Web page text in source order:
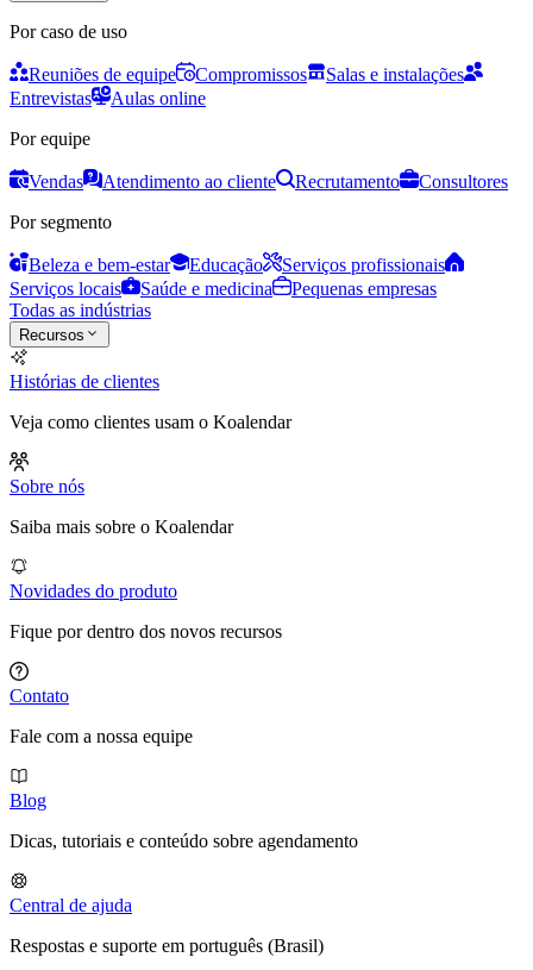
Por caso de uso
Reuniões de equipe Compromissos
Salas e instalações
Entrevistas
Aulas online
Por equipe
Vendas Atendimento ao cliente Recrutamento
Consultores
Por segmento
Beleza e bem-estar Educação
Serviços profissionais
Serviços locais
Saúde e medicina
Pequenas empresas
Todas as indústrias
Recursos
Histórias de clientes
Veja como clientes usam o Koalendar
Sobre nós
Saiba mais sobre o Koalendar
Novidades do produto
Fique por dentro dos novos recursos
Contato
Fale com a nossa equipe
Blog
Dicas, tutoriais e conteúdo sobre agendamento
Central de ajuda
Respostas e suporte em português (Brasil)